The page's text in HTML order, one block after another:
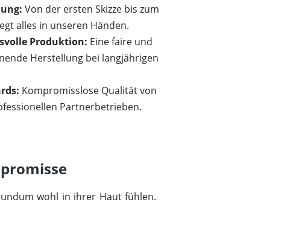
Von der ersten Skizze bis zum
alles in unseren Händen.
Produktion: Eine faire und
Herstellung bei langjährigen
Kompromisslose Qualität von
Partnerbetrieben.
wohl in ihrer Haut fühlen.